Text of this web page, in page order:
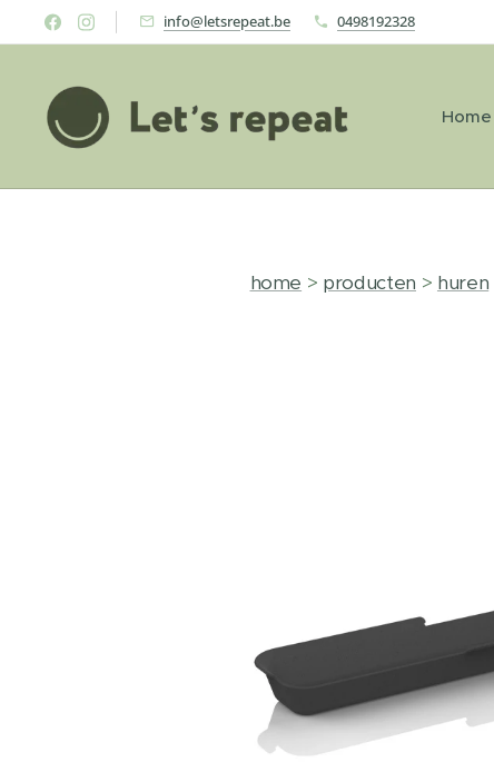
info@letsrepeat.be 0498192328
Home
home > producten > huren